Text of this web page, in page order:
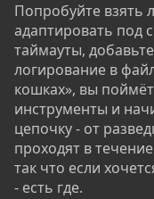
Попробуйте взять
адаптировать под
таймауты,
логирование в
кошках», вы
инструменты и
цепочку - от
проходят в
так что если
- есть где.